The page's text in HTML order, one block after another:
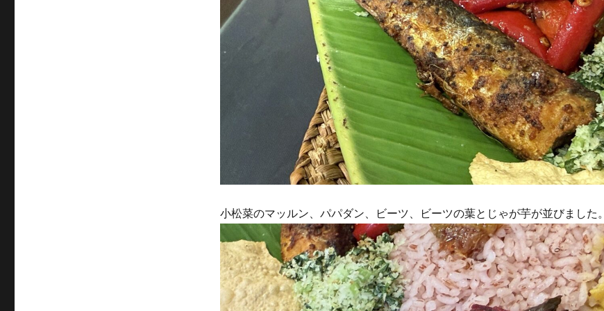
小松菜のマッルン、パパダン、ビーツ、ビーツの葉とじゃが芋が並びました。